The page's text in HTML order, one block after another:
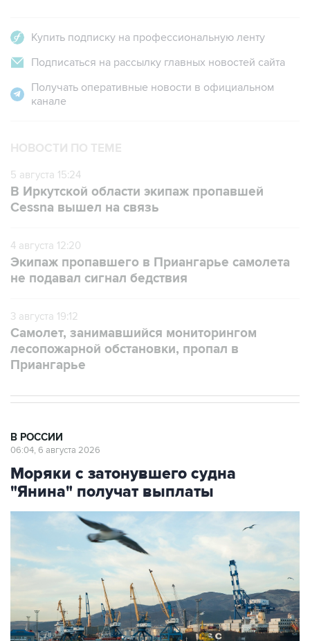
Купить подписку на профессиональную ленту
Подписаться на рассылку главных новостей сайта
Получать оперативные новости в официальном
канале
НОВОСТИ ПО ТЕМЕ
5 августа 15:24
В Иркутской области экипаж пропавшей
Cessna вышел на связь
4 августа 12:20
Экипаж пропавшего в Приангарье самолета
не подавал сигнал бедствия
3 августа 19:12
Самолет, занимавшийся мониторингом
лесопожарной обстановки, пропал в
Приангарье
В РОССИИ
06:04, 6 августа 2026
Моряки с затонувшего судна
"Янина" получат выплаты